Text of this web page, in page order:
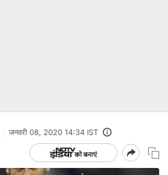
जनवरी 08, 2020 14:34 IST